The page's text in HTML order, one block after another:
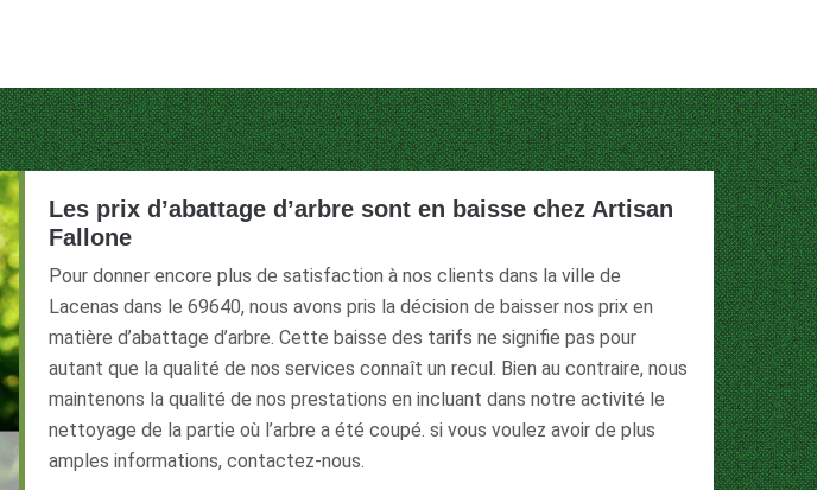
Les prix d’abattage d’arbre sont en baisse chez Artisan
Fallone
Pour donner encore plus de satisfaction à nos clients dans la ville de
Lacenas dans le 69640, nous avons pris la décision de baisser nos prix en
matière d’abattage d’arbre. Cette baisse des tarifs ne signifie pas pour
autant que la qualité de nos services connaît un recul. Bien au contraire, nous
maintenons la qualité de nos prestations en incluant dans notre activité le
nettoyage de la partie où l’arbre a été coupé. si vous voulez avoir de plus
amples informations, contactez-nous.